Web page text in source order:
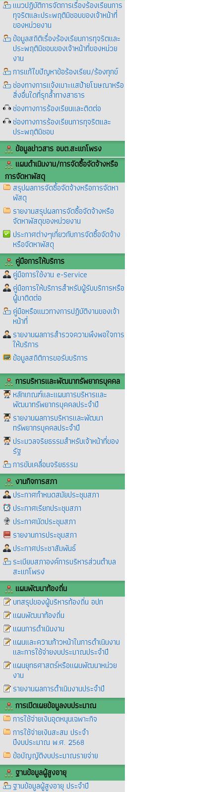
แนวปฏิบัติการจัดการเรื่องร้องเรียนการ
ทุจริตและประพฤติมิชอบของเจ้าหน้าที่
ของหน่วยงาน
ข้อมูลสถิติเรื่องร้องเรียนการทุจริตและ
ประพฤติมิชอบของเจ้าหน้าที่ของหน่วย
งาน
การแก้ไขปัญหาข้อร้องเรียน/ร้องทุกข์
ช่องทางการแจ้งเบาะแสป้ายโฆษณาหรือ
สิ่งอื่นใดที่รุกล้ำทางสาธาร
ช่องทางการร้องเรียนและติดต่อ
ช่องทางการร้องเรียนการทุจริตและ
ประพฤติมิชอบ
ข้อมูลข่าวสาร อบต.สะแกโพรง
แผนดำเนินงาน/การจัดซื้อจัดจ้างหรือ
การจัดหาพัสดุ
สรุปผลการจัดซื้อจัดจ้างหรือการจัดหา
พัสดุ
รายงานสรุปผลการจัดซื้อจัดจ้างหรือ
จัดหาพัสดุของหน่วยงาน
ประกาศต่างๆเกี่ยวกับการจัดซื้อจัดจ้าง
หรือจัดหาพัสดุ
คู่มือการให้บริการ
คู่มือการใช้งาน e-Service
คู่มือการให้บริการสำหรับผู้รับบริการหรือ
ผู้มาติดต่อ
คู่มือหรือแนวทางการปฏิบัติงานของเจ้า
หน้าที่
รายงานผลการสำรวจความพึงพอใจการ
ให้บริการ
ข้อมูลสถิติการขอรับบริการ
การบริหารและพัฒนาทรัพยากรบุคคล
หลักเกณฑ์และแผนการบริหารและ
พัฒนาทรัพยากรบุคคลประจำปี
รายงานผลการบริหารและพัฒนา
ทรัพยากรบุคคลประจำปี
ประมวลจริยธรรมสำหรับเจ้าหน้าที่ของ
รัฐ
การขับเคลื่อนจริยธรรม
งานกิจการสภา
ประกาศกำหนดสมัยประชุมสภา
ประกาศเรียกประชุมสภา
ประกาศนัดประชุมสภา
รายงานการประชุมสภา
ประกาศประชาสัมพันธ์
ระเบียบสภาองค์การบริหารส่วนตำบล
สะแกโพรง
แผนพัฒนาท้องถิ่น
บทสรุปของผู้บริหารท้องถิ่น อปท
แผนพัฒนาท้องถิ่น
แผนการดำเนินงาน
แผนและความก้าวหน้าในการดำเนินงาน
และการใช้จ่ายงบประมาณประจำปี
แผนยุทธศาสตร์หรือแผนพัฒนาหน่วย
งาน
รายงานผลการดำเนินงานประจำปี
การเปิดเผยข้อมูลงบประมาณ
การใช้จ่ายเงินอุดหนุนเฉพาะกิจ
การใช้จ่ายเงินสะสม ประจำ
ปีงบประมาณ พ.ศ. 2568
ข้อบัญญัติงบประมาณรายจ่าย
ฐานข้อมูลผู้สูงอายุ
ฐานข้อมูลผู้สูงอายุ ประจำปี